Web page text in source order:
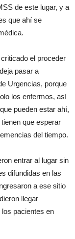
de este lugar, y a
que ahí se
el proceder
pasar a
Urgencias, porque
los enfermos, así
pueden estar ahí,
que esperar
del tiempo.
entrar al lugar sin
difundidas en las
a ese sitio
llegar
pacientes en